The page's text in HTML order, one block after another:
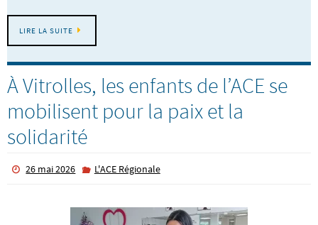
LIRE LA SUITE
À Vitrolles, les enfants de l’ACE se
mobilisent pour la paix et la
solidarité
26 mai 2026 L'ACE Régionale